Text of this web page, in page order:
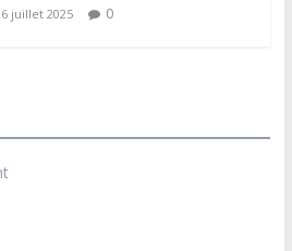
juillet 2025 0